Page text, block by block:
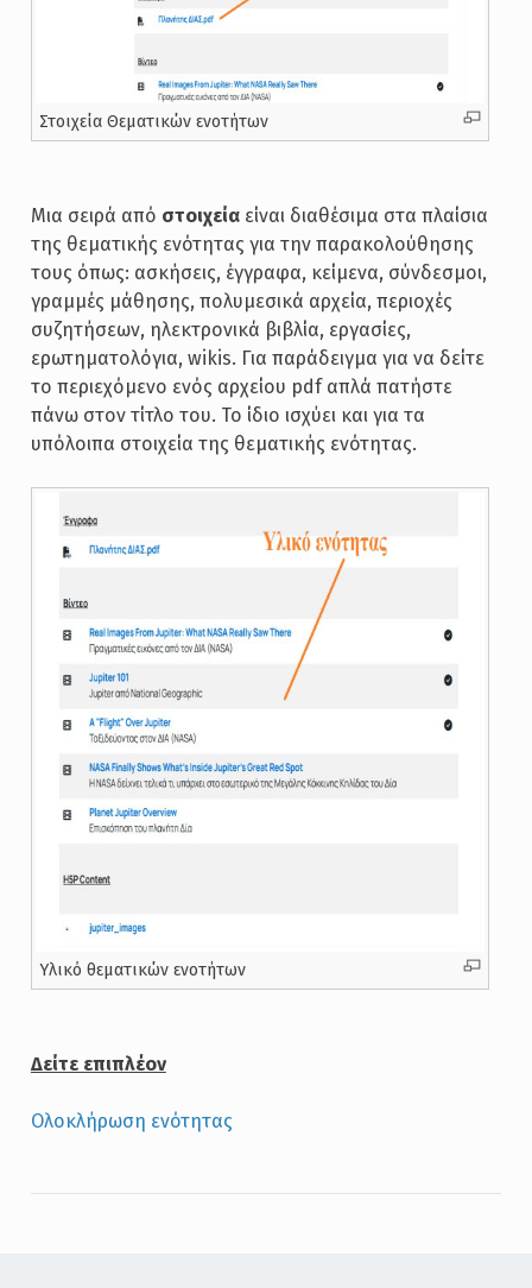
Στοιχεία Θεματικών ενοτήτων
Μια σειρά από στοιχείαείναι διαθέσιμα στα πλαίσια
της θεματικής ενότητας για την παρακολούθησης
τους όπως: ασκήσεις, έγγραφα, κείμενα, σύνδεσμοι,
γραμμές μάθησης, πολυμεσικά αρχεία, περιοχές
συζητήσεων, ηλεκτρονικά βιβλία, εργασίες,
ερωτηματολόγια, wikis. Για παράδειγμα για να δείτε
το περιεχόμενο ενός αρχείου pdf απλά πατήστε
πάνω στον τίτλο του. Το ίδιο ισχύει και για τα
υπόλοιπα στοιχεία της θεματικής ενότητας.
Υλικό θεματικών ενοτήτων
Δείτε επιπλέον
Ολοκλήρωση ενότητας